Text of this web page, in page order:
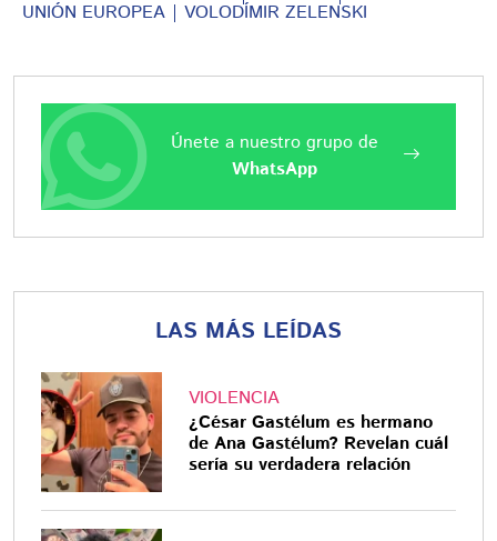
UNIÓN EUROPEA VOLODÍMIR ZELENSKI
Únete a nuestro grupo de
WhatsApp
LAS MÁS LEÍDAS
VIOLENCIA
¿César Gastélum es hermano
de Ana Gastélum? Revelan cuál
sería su verdadera relación